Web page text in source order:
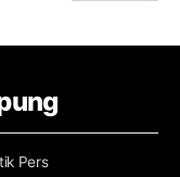
Pers